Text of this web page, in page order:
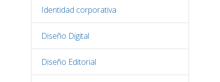
Identidad corporativa
Diseño Digital
Diseño Editorial